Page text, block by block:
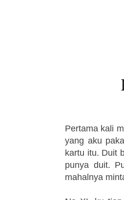
Pertama kali
yang aku
kartu itu. Duit
punya duit.
mahalnya